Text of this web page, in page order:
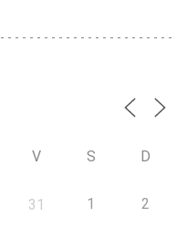
V S D
31 1 2